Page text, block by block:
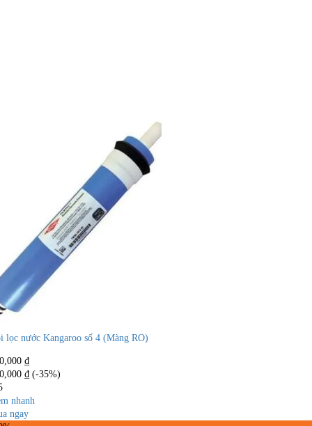
lọc nước Kangaroo số 4 (Màng RO)
₫
₫ (-35%)
nhanh
ngay